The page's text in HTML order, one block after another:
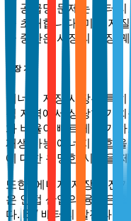
된 공급망 문제는 배터
을 초래합니다. 미국 지
급 중단은 시장의 성장
시장 기회
에너지 저장 시장은 특
척 지역에서 상당한 기
화 비율이 빠르게 증가하
재생 가능 에너지 통합을
에 대한 유망한 시장을
또한, 에너지 저장과 전
은 인접 산업의 융합은
다. EV 배터리 발전과 고